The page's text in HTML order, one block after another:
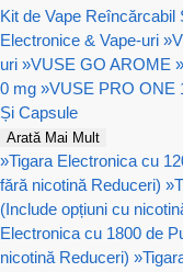
Kit de Vape Reîncărcabil
Electronice & Vape-uri »
uri »VUSE GO AROME »
0 mg »VUSE PRO ONE
Și Capsule
Arată Mai Mult
»Tigara Electronica cu
fără nicotină Reduceri) »
(Include opțiuni cu
Electronica cu 1800 de
nicotină Reduceri) »